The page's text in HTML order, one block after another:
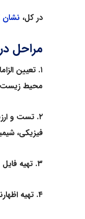
در کل، نشان
مراحل
۱. تعیین
محیط زیست
۲. تست و
فیزیکی،
۳. تهیه فایل فنی: اطلاعات فنی مربوط به محصول باید تهیه شده و نگهداری شود که شامل نقشه‌ها، داده‌های آزمایشگاهی، مستندات فنی و سایر اطلاعات مربوط است.
۴. تهیه اظهارنامه مطابقت: تولیدکننده باید اظهارنامه